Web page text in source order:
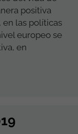
positiva
en las políticas
europeo se
en